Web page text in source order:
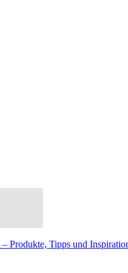
Produkte, Tipps und